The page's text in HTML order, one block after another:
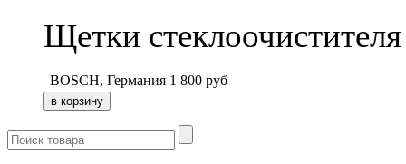
Щетки
BOSCH, Германия 1 800 руб